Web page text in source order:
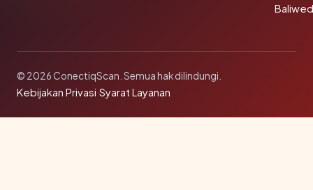
© 2026 ConectiqScan. Semua hak dilindungi.
Kebijakan Privasi·Syarat Layanan